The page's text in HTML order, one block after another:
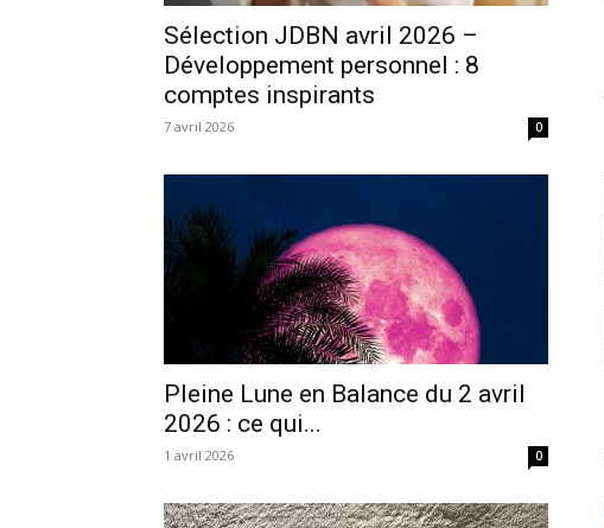
Sélection JDBN avril 2026 –
Développement personnel : 8
comptes inspirants
7 avril 2026 0
Pleine Lune en Balance du 2 avril
2026 : ce qui...
1 avril 2026 0